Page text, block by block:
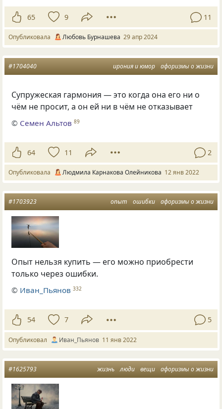
65 9 11
Опубликовала Любовь Бурнашева 29 апр 2024
ирония и юмор афоризмы о жизни
#1704040
Супружеская гармония — это когда она его ни о
чём не просит, а он ей ни в чём не отказывает
© Семен Альтов 89
64 11 2
Опубликовала Людмила Карнакова Олейникова 12 янв 2022
опыт ошибки афоризмы о жизни
#1703923
Опыт нельзя купить — его можно приобрести
только через ошибки.
© Иван_Пьянов 332
54 7 5
Опубликовал Иван_Пьянов 11 янв 2022
жизнь люди вещи афоризмы о жизни
#1625793